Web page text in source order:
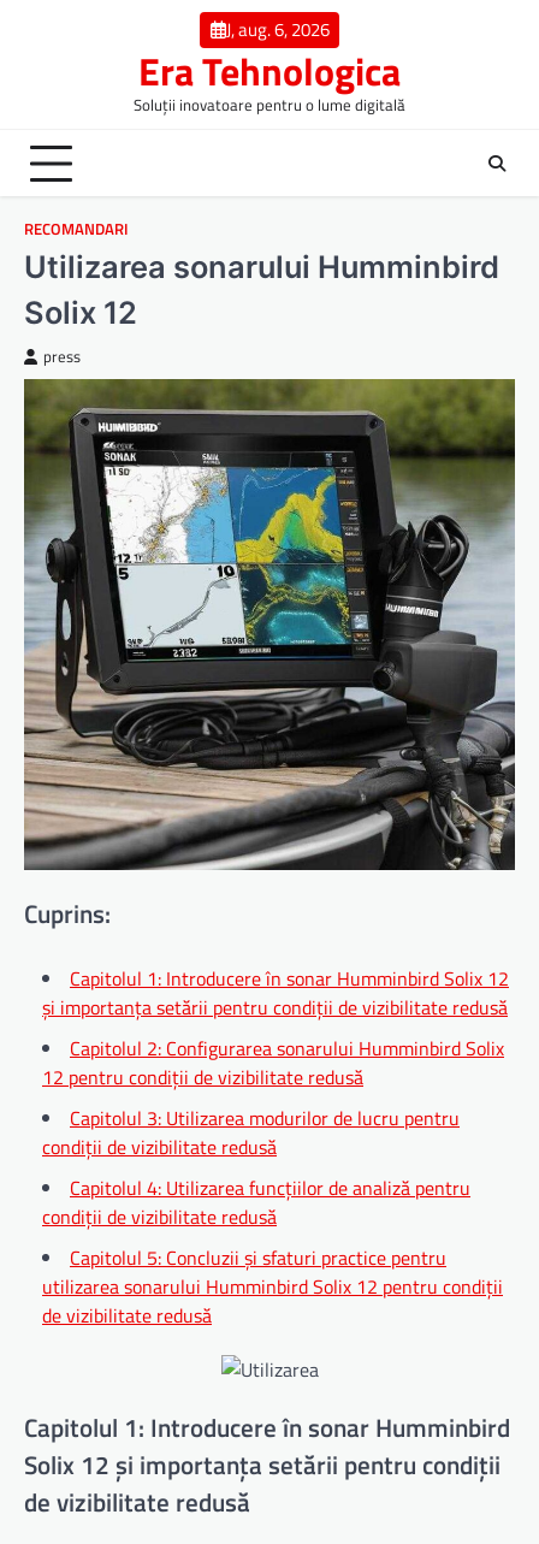
J, aug. 6, 2026
Era Tehnologica
Soluții inovatoare pentru o lume digitală
RECOMANDARI
Utilizarea sonarului Humminbird
Solix 12
press
Cuprins:
Capitolul 1: Introducere în sonar Humminbird Solix 12
și importanța setării pentru condiții de vizibilitate redusă
Capitolul 2: Configurarea sonarului Humminbird Solix
12 pentru condiții de vizibilitate redusă
Capitolul 3: Utilizarea modurilor de lucru pentru
condiții de vizibilitate redusă
Capitolul 4: Utilizarea funcțiilor de analiză pentru
condiții de vizibilitate redusă
Capitolul 5: Concluzii și sfaturi practice pentru
utilizarea sonarului Humminbird Solix 12 pentru condiții
de vizibilitate redusă
Capitolul 1: Introducere în sonar Humminbird
Solix 12 și importanța setării pentru condiții
de vizibilitate redusă